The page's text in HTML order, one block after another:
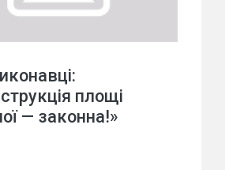
площі
— законна!»